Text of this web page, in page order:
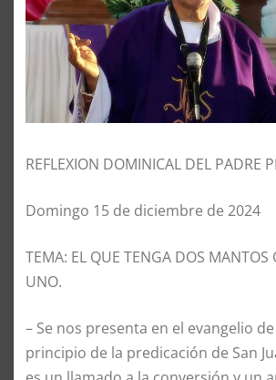
REFLEXION DOMINICAL DEL PADRE
Domingo 15 de diciembre de 2024
TEMA: EL QUE TENGA DOS MANTOS
UNO.
– Se nos presenta en el evangelio de
principio de la predicación de San